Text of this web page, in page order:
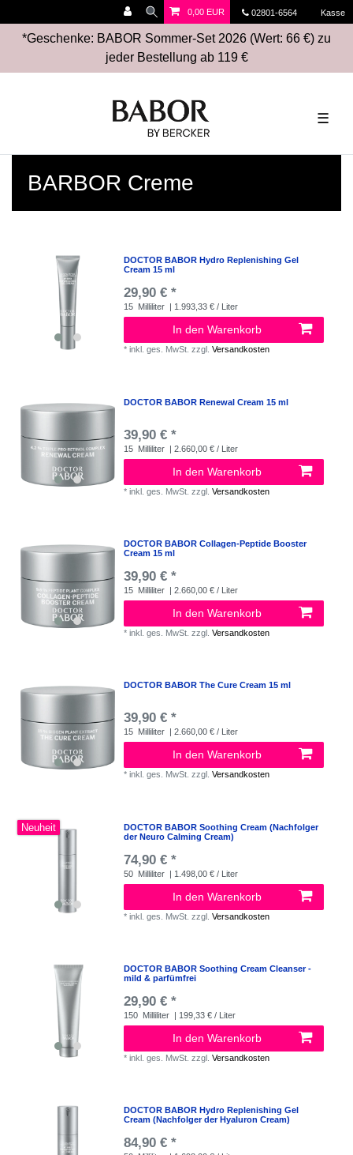
02801-6564 Kasse
0,00 EUR
*Geschenke: BABOR Sommer-Set 2026 (Wert: 66 €) zu
jeder Bestellung ab 119 €
☰
BARBOR Creme
DOCTOR BABOR Hydro Replenishing Gel
Cream 15 ml
29,90 € *
15 Milliliter | 1.993,33 € / Liter
In den Warenkorb
*inkl. ges. MwSt. zzgl.Versandkosten
DOCTOR BABOR Renewal Cream 15 ml
39,90 € *
15 Milliliter | 2.660,00 € / Liter
In den Warenkorb
*inkl. ges. MwSt. zzgl.Versandkosten
DOCTOR BABOR Collagen-Peptide Booster
Cream 15 ml
39,90 € *
15 Milliliter | 2.660,00 € / Liter
In den Warenkorb
*inkl. ges. MwSt. zzgl.Versandkosten
DOCTOR BABOR The Cure Cream 15 ml
39,90 € *
15 Milliliter | 2.660,00 € / Liter
In den Warenkorb
*inkl. ges. MwSt. zzgl.Versandkosten
Neuheit
DOCTOR BABOR Soothing Cream (Nachfolger
der Neuro Calming Cream)
74,90 € *
50 Milliliter | 1.498,00 € / Liter
In den Warenkorb
*inkl. ges. MwSt. zzgl.Versandkosten
DOCTOR BABOR Soothing Cream Cleanser -
mild & parfümfrei
29,90 € *
150 Milliliter | 199,33 € / Liter
In den Warenkorb
*inkl. ges. MwSt. zzgl.Versandkosten
DOCTOR BABOR Hydro Replenishing Gel
Cream (Nachfolger der Hyaluron Cream)
84,90 € *